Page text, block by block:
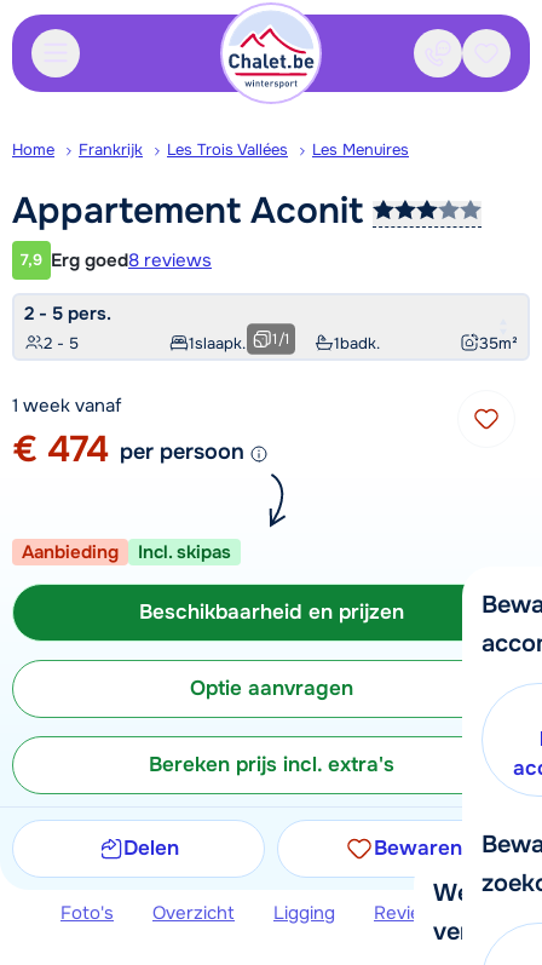
Contact
We
verder!
Home Frankrijk Les Trois Vallées Les Menuires
Appartement Aconit
Klantwaardering
7,9 Erg goed8 reviews
2 - 5 pers.
2 - 5 1slaapk. 1badk. 35m²
1/1
1 week vanaf
€ 474 per persoon
Aanbieding Incl. skipas
Beschikbaarheid en prijzen
Optie aanvragen
Bereken prijs incl. extra's
Delen Bewaren
Foto's Overzicht Ligging Reviews